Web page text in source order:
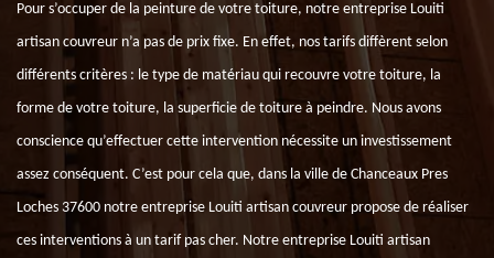
Pour s’occuper de la peinture de votre toiture, notre entreprise Louiti
artisan couvreur n’a pas de prix fixe. En effet, nos tarifs diffèrent selon
différents critères : le type de matériau qui recouvre votre toiture, la
forme de votre toiture, la superficie de toiture à peindre. Nous avons
conscience qu’effectuer cette intervention nécessite un investissement
assez conséquent. C’est pour cela que, dans la ville de Chanceaux Pres
Loches 37600 notre entreprise Louiti artisan couvreur propose de réaliser
ces interventions à un tarif pas cher. Notre entreprise Louiti artisan